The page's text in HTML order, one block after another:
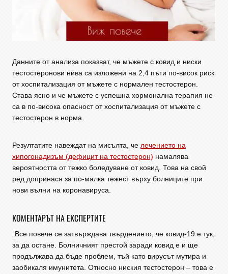
Данните от анализа показват, че мъжете с ковид и ниски
тестостеронови нива са изложени на 2,4 пъти по-висок риск
от хоспитализация от мъжете с нормален тестостерон.
Става ясно и че мъжете с успешна хормонална терапия не
са в по-висока опасност от хоспитализация от мъжете с
тестостерон в норма.
Резултатите навеждат на мисълта, че лечението на
хипогонадизъм (дефицит на тестостерон) намалява
вероятността от тежко боледуване от ковид. Това на свой
ред допринася за по-малка тежест върху болниците при
нови вълни на коронавируса.
КОМЕНТАРЪТ НА ЕКСПЕРТИТЕ
„Все повече се затвърждава твърдението, че ковид-19 е тук,
за да остане. Болничният престой заради ковид е и ще
продължава да бъде проблем, тъй като вирусът мутира и
заобикаля имунитета. Относно ниския тестостерон – това е